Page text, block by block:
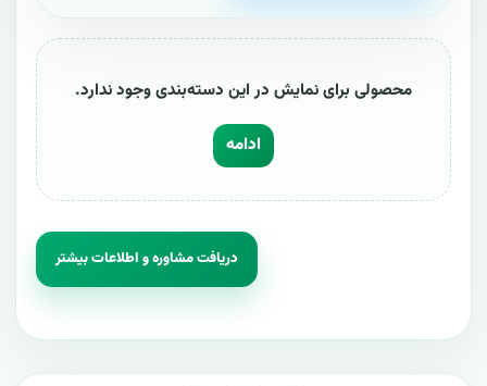
محصولی برای نمایش در این دسته‌بندی وجود ندارد.
ادامه
دریافت مشاوره و اطلاعات بیشتر